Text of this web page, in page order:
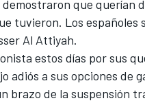
demostraron que querían
tuvieron. Los españoles
Al Attiyah.
estos días por sus
adiós a sus opciones de
brazo de la suspensión